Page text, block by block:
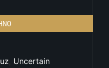
, Uncertain